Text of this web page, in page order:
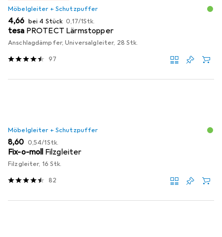
Möbelgleiter + Schutzpuffer
EUR
4,66 bei 4 Stück EUR
0,17/1Stk.
tesa PROTECT Lärmstopper
Anschlagdämpfer, Universalgleiter, 28 Stk.
97
Möbelgleiter + Schutzpuffer
EUR
8,60 EUR
0,54/1Stk.
Fix-o-moll Filzgleiter
Filzgleiter, 16 Stk.
82